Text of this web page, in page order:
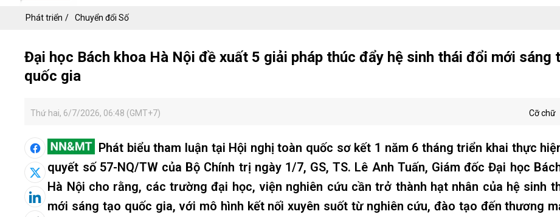
Phát triển Chuyển đổi Số
Đại học Bách khoa Hà Nội đề xuất 5 giải pháp thúc đẩy hệ sinh thái đổi mới sáng
quốc gia
Thứ hai, 6/7/2026, 06:48 (GMT+7) Cỡ chữ
Phát biểu tham luận tại Hội nghị toàn quốc sơ kết 1 năm 6 tháng triển khai thực
quyết số 57-NQ/TW của Bộ Chính trị ngày 1/7, GS, TS. Lê Anh Tuấn, Giám đốc Đại học
Hà Nội cho rằng, các trường đại học, viện nghiên cứu cần trở thành hạt nhân của hệ sinh
mới sáng tạo quốc gia, với mô hình kết nối xuyên suốt từ nghiên cứu, đào tạo đến thương